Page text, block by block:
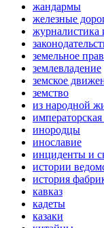
жандармы
железные
журналистика
земельное
землевладение
земское
земство
из народной
инородцы
инославие
инциденты и
истории
история
кавказ
кадеты
казаки